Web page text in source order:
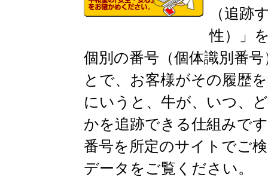
（追跡
性）」
個別の番号（個体識別番
とで、お客様がその履歴
にいうと、牛が、いつ、
かを追跡できる仕組みで
番号を所定のサイトでご
データをご覧ください。